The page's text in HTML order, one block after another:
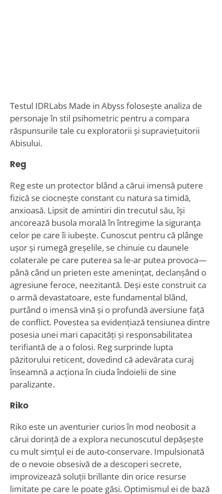
Testul IDRLabs Made in Abyss folosește analiza de
personaje în stil psihometric pentru a compara
răspunsurile tale cu exploratorii și supraviețuitorii
Abisului.
Reg
Reg este un protector blând a cărui imensă putere
fizică se ciocnește constant cu natura sa timidă,
anxioasă. Lipsit de amintiri din trecutul său, își
ancorează busola morală în întregime la siguranța
celor pe care îi iubește. Cunoscut pentru că plânge
ușor și rumegă greșelile, se chinuie cu daunele
colaterale pe care puterea sa le-ar putea provoca—
până când un prieten este amenințat, declanșând o
agresiune feroce, neezitantă. Deși este construit ca
o armă devastatoare, este fundamental blând,
purtând o imensă vină și o profundă aversiune față
de conflict. Povestea sa evidențiază tensiunea dintre
posesia unei mari capacități și responsabilitatea
terifiantă de a o folosi. Reg surprinde lupta
păzitorului reticent, dovedind că adevărata curaj
înseamnă a acționa în ciuda îndoielii de sine
paralizante.
Riko
Riko este un aventurier curios în mod neobosit a
cărui dorință de a explora necunoscutul depășește
cu mult simțul ei de auto-conservare. Impulsionată
de o nevoie obsesivă de a descoperi secrete,
improvizează soluții brillante din orice resurse
limitate pe care le poate găsi. Optimismul ei de bază